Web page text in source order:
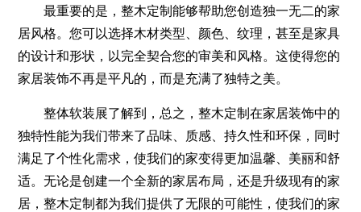
最重要的是，整木定制能够帮助您创造独一无二的家
居风格。您可以选择木材类型、颜色、纹理，甚至是家具
的设计和形状，以完全契合您的审美和风格。这使得您的
家居装饰不再是平凡的，而是充满了独特之美。
整体软装展了解到，总之，整木定制在家居装饰中的
独特性能为我们带来了品味、质感、持久性和环保，同时
满足了个性化需求，使我们的家变得更加温馨、美丽和舒
适。无论是创建一个全新的家居布局，还是升级现有的家
居，整木定制都为我们提供了无限的可能性，使我们的家